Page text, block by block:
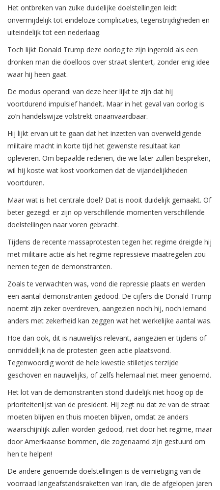
Het ontbreken van zulke duidelijke doelstellingen leidt
onvermijdelijk tot eindeloze complicaties, tegenstrijdigheden en
uiteindelijk tot een nederlaag.
Toch lijkt Donald Trump deze oorlog te zijn ingerold als een
dronken man die doelloos over straat slentert, zonder enig idee
waar hij heen gaat.
De modus operandi van deze heer lijkt te zijn dat hij
voortdurend impulsief handelt. Maar in het geval van oorlog is
zo’n handelswijze volstrekt onaanvaardbaar.
Hij lijkt ervan uit te gaan dat het inzetten van overweldigende
militaire macht in korte tijd het gewenste resultaat kan
opleveren. Om bepaalde redenen, die we later zullen bespreken,
wil hij koste wat kost voorkomen dat de vijandelijkheden
voortduren.
Maar wat is het centrale doel? Dat is nooit duidelijk gemaakt. Of
beter gezegd: er zijn op verschillende momenten verschillende
doelstellingen naar voren gebracht.
Tijdens de recente massaprotesten tegen het regime dreigde hij
met militaire actie als het regime repressieve maatregelen zou
nemen tegen de demonstranten.
Zoals te verwachten was, vond die repressie plaats en werden
een aantal demonstranten gedood. De cijfers die Donald Trump
noemt zijn zeker overdreven, aangezien noch hij, noch iemand
anders met zekerheid kan zeggen wat het werkelijke aantal was.
Hoe dan ook, dit is nauwelijks relevant, aangezien er tijdens of
onmiddellijk na de protesten geen actie plaatsvond.
Tegenwoordig wordt de hele kwestie stilletjes terzijde
geschoven en nauwelijks, of zelfs helemaal niet meer genoemd.
Het lot van de demonstranten stond duidelijk niet hoog op de
prioriteitenlijst van de president. Hij zegt nu dat ze van de straat
moeten blijven en thuis moeten blijven, omdat ze anders
waarschijnlijk zullen worden gedood, niet door het regime, maar
door Amerikaanse bommen, die zogenaamd zijn gestuurd om
hen te helpen!
De andere genoemde doelstellingen is de vernietiging van de
voorraad langeafstandsraketten van Iran, die de afgelopen jaren